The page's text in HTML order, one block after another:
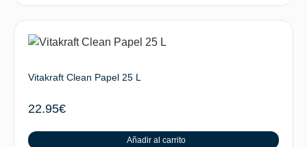
Vitakraft Clean Papel 25 L
22.95€
Añadir al carrito